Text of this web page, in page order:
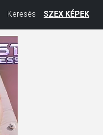
Keresés SZEX KÉPEK